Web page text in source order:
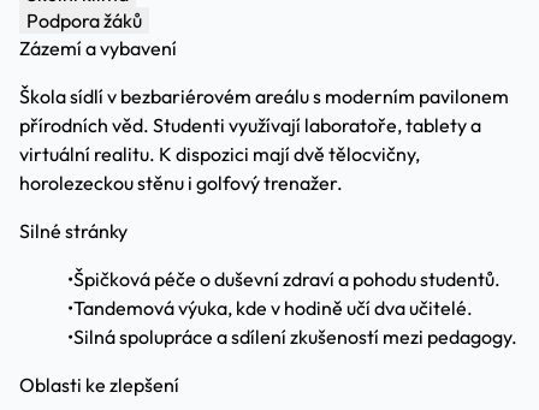
Podpora žáků
Zázemí a vybavení
Škola sídlí v bezbariérovém areálu s moderním pavilonem
přírodních věd. Studenti využívají laboratoře, tablety a
virtuální realitu. K dispozici mají dvě tělocvičny,
horolezeckou stěnu i golfový trenažer.
Silné stránky
•Špičková péče o duševní zdraví a pohodu studentů.
•Tandemová výuka, kde v hodině učí dva učitelé.
•Silná spolupráce a sdílení zkušeností mezi pedagogy.
Oblasti ke zlepšení